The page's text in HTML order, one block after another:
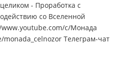
- Проработка с
со Вселенной
c/Монада
Телеграм-чат